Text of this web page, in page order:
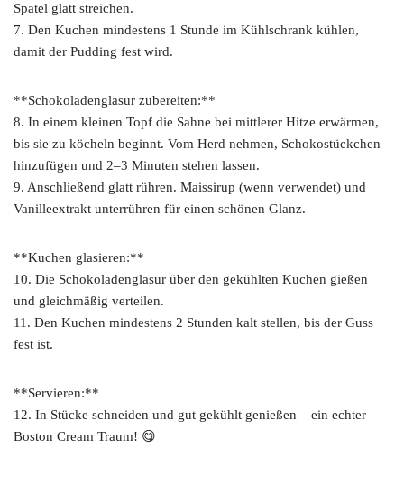
Spatel glatt streichen.
7. Den Kuchen mindestens 1 Stunde im Kühlschrank kühlen,
damit der Pudding fest wird.
**Schokoladenglasur zubereiten:**
8. In einem kleinen Topf die Sahne bei mittlerer Hitze erwärmen,
bis sie zu köcheln beginnt. Vom Herd nehmen, Schokostückchen
hinzufügen und 2–3 Minuten stehen lassen.
9. Anschließend glatt rühren. Maissirup (wenn verwendet) und
Vanilleextrakt unterrühren für einen schönen Glanz.
**Kuchen glasieren:**
10. Die Schokoladenglasur über den gekühlten Kuchen gießen
und gleichmäßig verteilen.
11. Den Kuchen mindestens 2 Stunden kalt stellen, bis der Guss
fest ist.
**Servieren:**
12. In Stücke schneiden und gut gekühlt genießen – ein echter
Boston Cream Traum! 😋